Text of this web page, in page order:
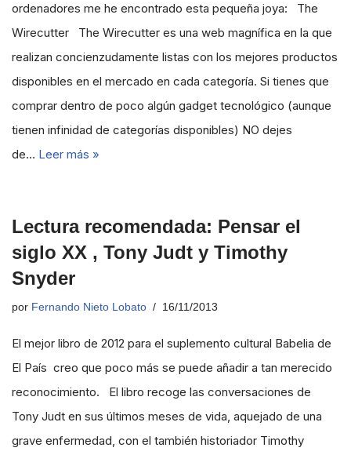
ordenadores me he encontrado esta pequeña joya: The
Wirecutter The Wirecutter es una web magnífica en la que
realizan concienzudamente listas con los mejores productos
disponibles en el mercado en cada categoría. Si tienes que
comprar dentro de poco algún gadget tecnológico (aunque
tienen infinidad de categorías disponibles) NO dejes
de… Leer más »
Lectura recomendada: Pensar el
siglo XX , Tony Judt y Timothy
Snyder
por Fernando Nieto Lobato 16/11/2013
El mejor libro de 2012 para el suplemento cultural Babelia de
El País creo que poco más se puede añadir a tan merecido
reconocimiento. El libro recoge las conversaciones de
Tony Judt en sus últimos meses de vida, aquejado de una
grave enfermedad, con el también historiador Timothy